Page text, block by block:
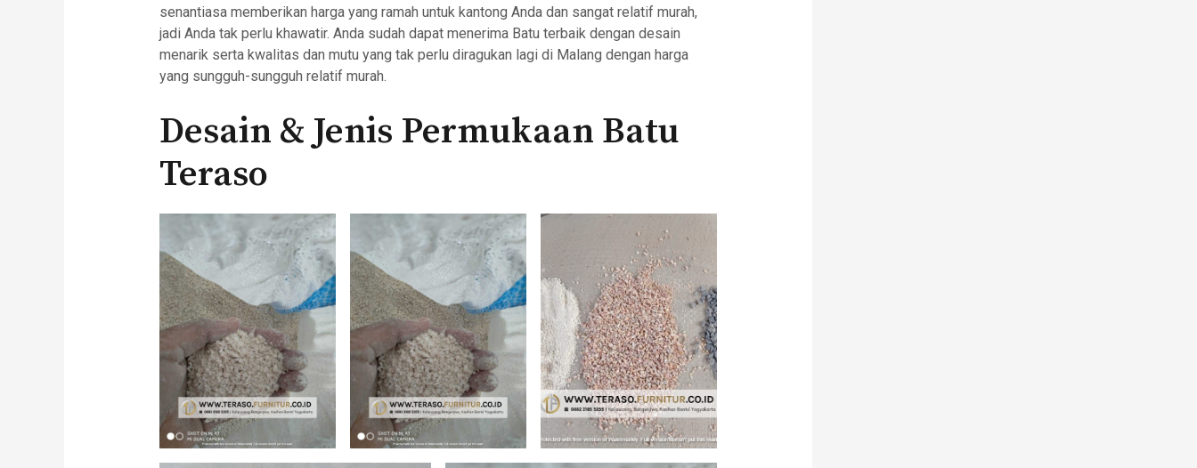
senantiasa memberikan harga yang ramah untuk kantong Anda dan sangat relatif murah,
jadi Anda tak perlu khawatir. Anda sudah dapat menerima Batu terbaik dengan desain
menarik serta kwalitas dan mutu yang tak perlu diragukan lagi di Malang dengan harga
yang sungguh-sungguh relatif murah.
Desain & Jenis Permukaan Batu
Teraso